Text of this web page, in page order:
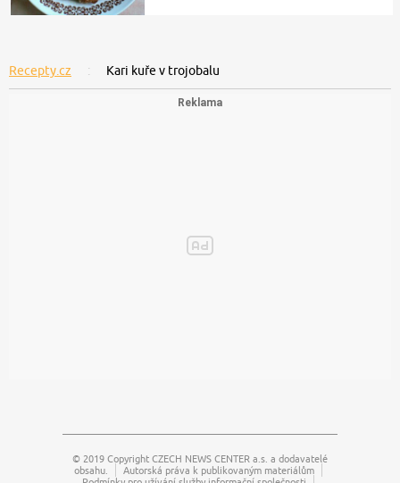
Recepty.cz Kari kuře v trojobalu
© 2019 Copyright CZECH NEWS CENTER a.s. a dodavatelé
obsahu.
Autorská práva k publikovaným materiálům